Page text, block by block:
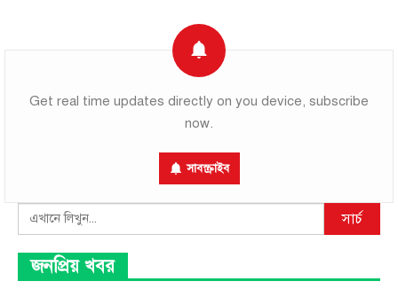
Get real time updates directly on you device, subscribe
now.
সাবস্ক্রাইব
Search সার্চ
জনপ্রিয় খবর